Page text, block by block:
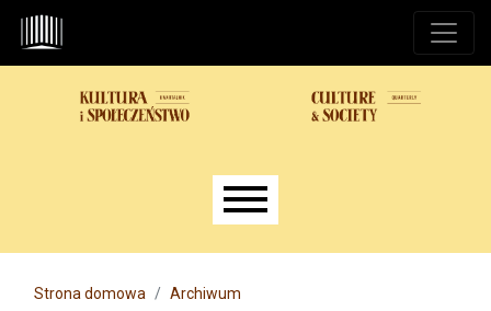
Przejdź do głównego menu
Przejdź do sekcji głównej
Przejdź do stopki
Main menu
Strona domowa
Archiwum